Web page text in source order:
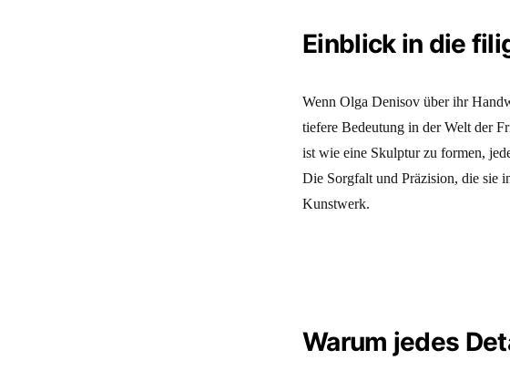
Einblick in die
Wenn Olga Denisov über ihr
tiefere Bedeutung in der Welt der
ist wie eine Skulptur zu formen,
Die Sorgfalt und Präzision, die sie
Kunstwerk.
Warum jedes